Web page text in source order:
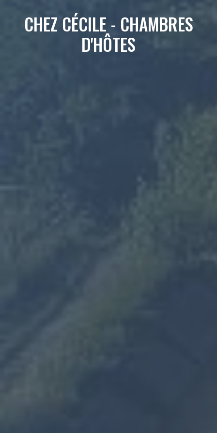
CHEZ CÉCILE - CHAMBRES
D'HÔTES